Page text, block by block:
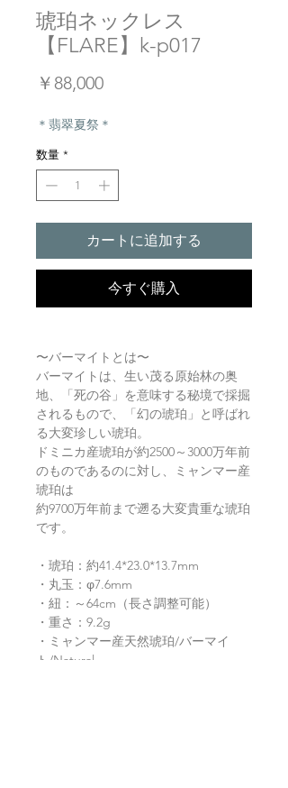
琥珀ネックレス
【FLARE】k-p017
￥88,000価
＊翡翠夏祭＊
数量 *
カートに追加する
今すぐ購入
〜バーマイトとは〜
バーマイトは、生い茂る原始林の奥
地、「死の谷」を意味する秘境で採掘
されるもので、「幻の琥珀」と呼ばれ
る大変珍しい琥珀。
ドミニカ産琥珀が約2500～3000万年前
のものであるのに対し、ミャンマー産
琥珀は
約9700万年前まで遡る大変貴重な琥珀
です。
・琥珀：約41.4*23.0*13.7mm
・丸玉：φ7.6mm
・紐：～64cm（長さ調整可能）
・重さ：9.2g
・ミャンマー産天然琥珀/バーマイ
ト/Natural